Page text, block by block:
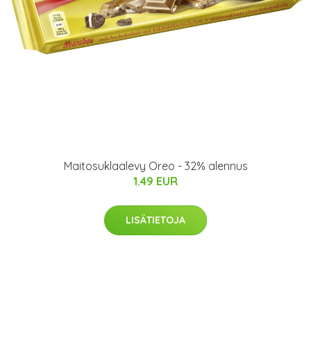
Maitosuklaalevy Oreo - 32% alennus
1.49 EUR
LISÄTIETOJA